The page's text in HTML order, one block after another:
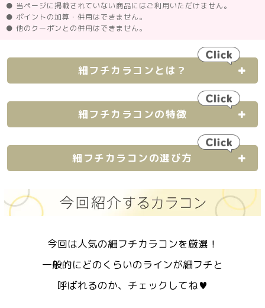
● 当ページに掲載されていない商品にはご利用いただけません。
● ポイントの加算・併用はできません。
● 他のクーポンとの併用はできません。
細フチカラコンとは？
細フチカラコンの特徴
細フチカラコンの選び方
今回は人気の細フチカラコンを厳選！
一般的にどのくらいのラインが細フチと
呼ばれるのか、チェックしてね♥